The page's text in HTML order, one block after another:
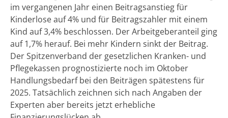
im vergangenen Jahr einen Beitragsanstieg für
Kinderlose auf 4% und für Beitragszahler mit einem
Kind auf 3,4% beschlossen. Der Arbeitgeberanteil ging
auf 1,7% herauf. Bei mehr Kindern sinkt der Beitrag.
Der Spitzenverband der gesetzlichen Kranken- und
Pflegekassen prognostizierte noch im Oktober
Handlungsbedarf bei den Beiträgen spätestens für
2025. Tatsächlich zeichnen sich nach Angaben der
Experten aber bereits jetzt erhebliche